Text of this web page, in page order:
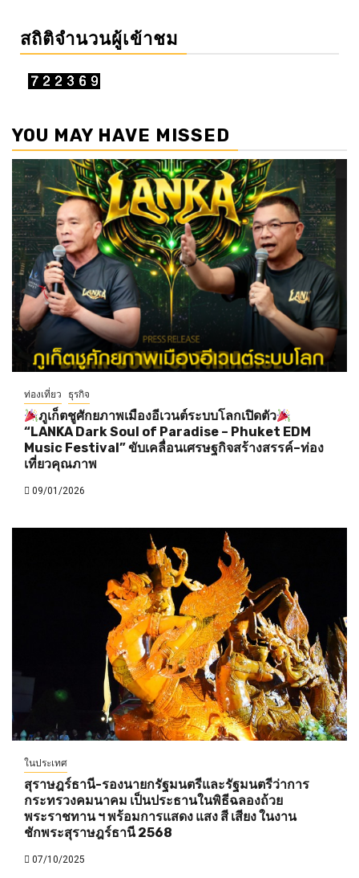
สถิติจำนวนผู้เข้าชม
YOU MAY HAVE MISSED
ท่องเที่ยว ธุรกิจ
ภูเก็ตชูศักยภาพเมืองอีเวนต์ระบบโลกเปิดตัว
“LANKA Dark Soul of Paradise – Phuket EDM
Music Festival” ขับเคลื่อนเศรษฐกิจสร้างสรรค์–ท่อง
เที่ยวคุณภาพ
09/01/2026
ในประเทศ
สุราษฎร์ธานี-รองนายกรัฐมนตรีและรัฐมนตรีว่าการ
กระทรวงคมนาคม เป็นประธานในพิธีฉลองถ้วย
พระราชทาน ฯ พร้อมการแสดง แสง สี เสียง ในงาน
ชักพระสุราษฎร์ธานี 2568
07/10/2025